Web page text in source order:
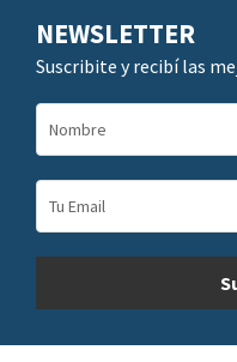
NEWSLETTER
Suscribite y recibí las